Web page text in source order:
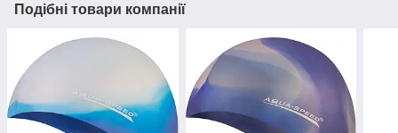
Подібні товари компанії